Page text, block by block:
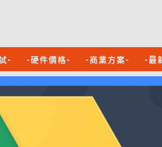
- -硬件價格- -商業方案- -最